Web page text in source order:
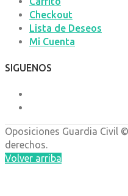
Checkout
Lista de Deseos
Mi Cuenta
SIGUENOS
Oposiciones Guardia Civil
derechos.
Volver arriba